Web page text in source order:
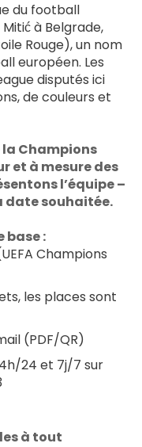
du football
Mitić à Belgrade,
Rouge), un nom
européen. Les
disputés ici
de couleurs et
la Champions
et à mesure des
l’équipe –
date souhaitée.
base :
Champions
les places sont
(PDF/QR)
24 et 7j/7 sur
à tout